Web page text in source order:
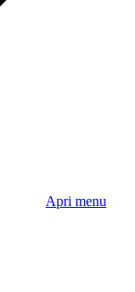
Apri menu